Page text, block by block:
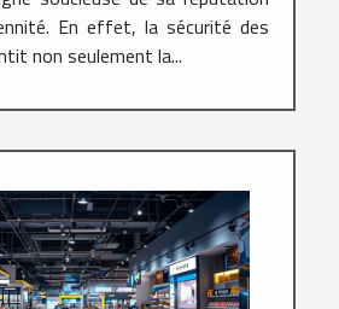
En effet, la sécurité des
non seulement la...